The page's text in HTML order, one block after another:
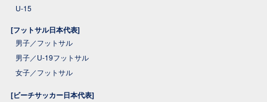
U-15
[フットサル日本代表]
男子／フットサル
男子／U-19フットサル
女子／フットサル
[ビーチサッカー日本代表]